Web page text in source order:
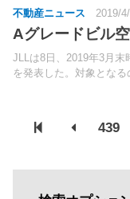
不動産ニュース 2019/
Aグレードビル
JLLは8日、2019年3月
を発表した。対象とな
439